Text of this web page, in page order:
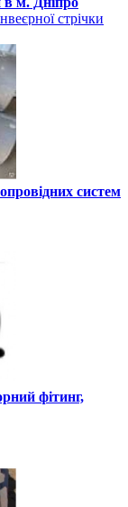
стрічки
систем
фітинг,